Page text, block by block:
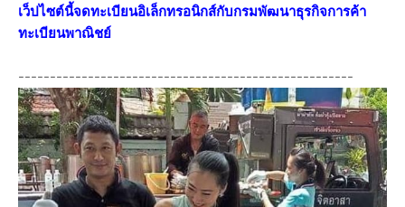
เว็ปไซต์นี้จดทะเบียนอิเล็กทรอนิกส์กับกรมพัฒนาธุรกิจการค้า
ทะเบียนพาณิชย์
-----------------------------------------------------